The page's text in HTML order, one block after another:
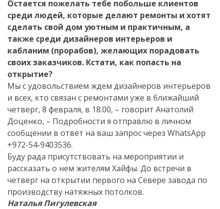
Остается пожелать тебе побольше клиентов
среди людей, которые делают ремонты и хотят
сделать свой дом уютным и практичным, а
также среди дизайнеров интерьеров и
кабланим (прорабов), желающих порадовать
своих заказчиков. Кстати, как попасть на
открытие?
Мы с удовольствием ждем дизайнеров интерьеров
и всех, кто связан с ремонтами уже в ближайший
четверг, 8 февраля, в 18.00, – говорит Анатолий
Доценко, – Подробности я отправлю в личном
сообщении в ответ на ваш запрос через WhatsApp
+972-54-9403536.
Буду рада присутствовать на мероприятии и
рассказать о нем жителям Хайфы. До встречи в
четверг на открытии первого на Севере завода по
производству натяжных потолков.
Наталья Пигулевская